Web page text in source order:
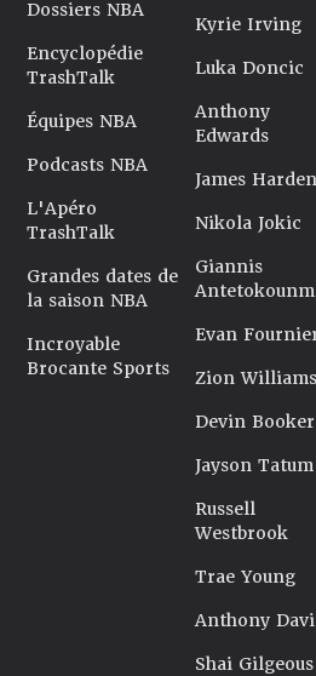
Dossiers NBA
Encyclopédie
TrashTalk
Équipes NBA
Podcasts NBA
L'Apéro
TrashTalk
Grandes dates de
la saison NBA
Incroyable
Brocante Sports
Kyrie Irving
Luka Doncic
Anthony
Edwards
James Harden
Nikola Jokic
Giannis
Evan
Zion
Devin Booker
Jayson Tatum
Russell
Westbrook
Trae Young
Anthony
Shai